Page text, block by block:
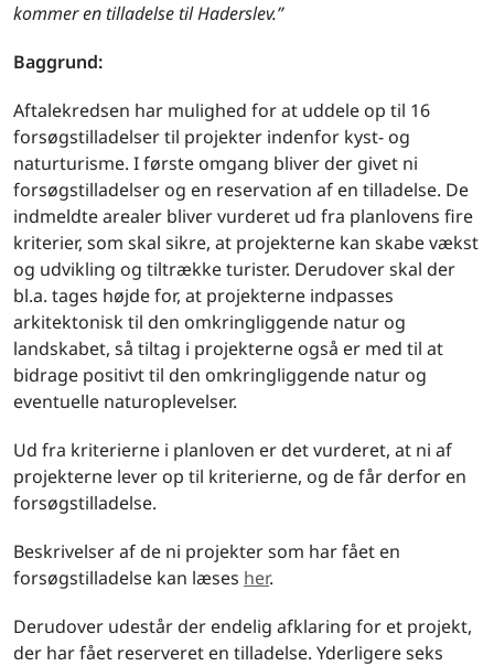
kommer en tilladelse til Haderslev.”
Baggrund:
Aftalekredsen har mulighed for at uddele op til 16
forsøgstilladelser til projekter indenfor kyst- og
naturturisme. I første omgang bliver der givet ni
forsøgstilladelser og en reservation af en tilladelse. De
indmeldte arealer bliver vurderet ud fra planlovens fire
kriterier, som skal sikre, at projekterne kan skabe vækst
og udvikling og tiltrække turister. Derudover skal der
bl.a. tages højde for, at projekterne indpasses
arkitektonisk til den omkringliggende natur og
landskabet, så tiltag i projekterne også er med til at
bidrage positivt til den omkringliggende natur og
eventuelle naturoplevelser.
Ud fra kriterierne i planloven er det vurderet, at ni af
projekterne lever op til kriterierne, og de får derfor en
forsøgstilladelse.
Beskrivelser af de ni projekter som har fået en
forsøgstilladelse kan læses her.
Derudover udestår der endelig afklaring for et projekt,
der har fået reserveret en tilladelse. Yderligere seks